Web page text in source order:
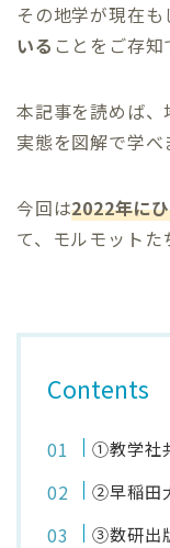
その地学が現在も
いる ことをご存知
本記事を読めば
実態を図解で学べ
今回は2022年に
て、モルモットた
Contents
①教学社
②早稲田
③数研出